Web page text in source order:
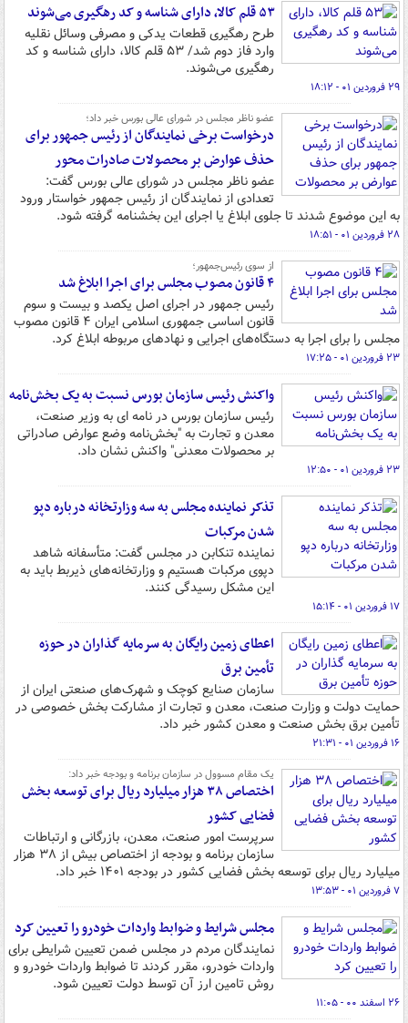
۵۳ قلم کالا، دارای شناسه و کد رهگیری می‌شوند
طرح رهگیری قطعات یدکی و مصرفی وسائل نقلیه
وارد فاز دوم شد/ ۵۳ قلم کالا، دارای شناسه و کد
رهگیری می‌شوند.
۲۹ فروردین ۰۱ - ۱۸:۱۲
عضو ناظر مجلس در شورای عالی بورس خبر داد؛
درخواست برخی نمایندگان از رئیس جمهور برای
حذف عوارض بر محصولات صادرات محور
عضو ناظر مجلس در شورای عالی بورس گفت:
تعدادی از نمایندگان از رئیس جمهور خواستار ورود
به این موضوع شدند تا جلوی ابلاغ یا اجرای این بخشنامه گرفته شود.
۲۸ فروردین ۰۱ - ۱۸:۵۱
از سوی رئیس‌جمهور؛
۴ قانون مصوب مجلس برای اجرا ابلاغ شد
رئیس جمهور در اجرای اصل یکصد و بیست و سوم
قانون اساسی جمهوری اسلامی ایران ۴ قانون مصوب
مجلس را برای اجرا به دستگاه‌های اجرایی و نهادهای مربوطه ابلاغ کرد.
۲۳ فروردین ۰۱ - ۱۷:۲۵
واکنش رئیس سازمان بورس نسبت به یک بخش‌نامه
رئیس سازمان بورس در نامه ای به وزیر صنعت،
معدن و تجارت به "بخش‌نامه وضع عوارض صادراتی
بر محصولات معدنی" واکنش نشان داد.
۲۳ فروردین ۰۱ - ۱۲:۵۰
تذکر نماینده مجلس به سه وزارتخانه درباره دپو
شدن مرکبات
نماینده تنکابن در مجلس گفت: متأسفانه شاهد
دپوی مرکبات هستیم و وزارتخانه‌های ذیربط باید به
این مشکل رسیدگی کنند.
۱۷ فروردین ۰۱ - ۱۵:۱۴
اعطای زمین رایگان به سرمایه گذاران در حوزه
تأمین برق
سازمان صنایع کوچک و شهرک‌های صنعتی ایران از
حمایت دولت و وزارت صنعت، معدن و تجارت از مشارکت بخش خصوصی در
تأمین برق بخش صنعت و معدن کشور خبر داد.
۱۶ فروردین ۰۱ - ۲۱:۳۱
یک مقام مسوول در سازمان برنامه و بودجه خبر داد:
اختصاص ۳۸ هزار میلیارد ریال برای توسعه بخش
فضایی کشور
سرپرست امور صنعت، معدن، بازرگانی و ارتباطات
سازمان برنامه و بودجه از اختصاص بیش از ۳۸ هزار
میلیارد ریال برای توسعه بخش فضایی کشور در بودجه ۱۴۰۱ خبر داد.
۷ فروردین ۰۱ - ۱۳:۵۳
مجلس شرایط و ضوابط واردات خودرو را تعیین کرد
نمایندگان مردم در مجلس ضمن تعیین شرایطی برای
واردات خودرو، مقرر کردند تا ضوابط واردات خودرو و
روش تامین ارز آن توسط دولت تعیین شود.
۲۶ اسفند ۰۰ - ۱۱:۰۵